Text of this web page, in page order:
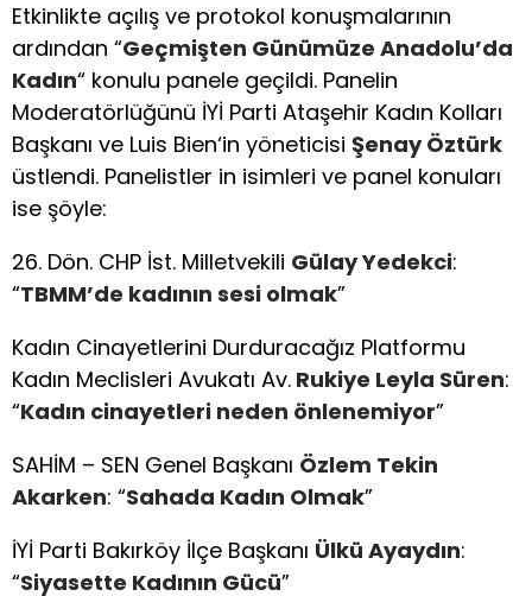
Etkinlikte açılış ve protokol konuşmalarının
ardından “Geçmişten Günümüze Anadolu’da
Kadın“ konulu panele geçildi. Panelin
Moderatörlüğünü İYİ Parti Ataşehir Kadın Kolları
Başkanı ve Luis Bien‘in yöneticisi Şenay Öztürk
üstlendi. Panelistler in isimleri ve panel konuları
ise şöyle:
26. Dön. CHP İst. Milletvekili Gülay Yedekci:
“TBMM’de kadının sesi olmak”
Kadın Cinayetlerini Durduracağız Platformu
Kadın Meclisleri Avukatı Av. Rukiye Leyla Süren:
“Kadın cinayetleri neden önlenemiyor”
SAHİM – SEN Genel Başkanı Özlem Tekin
Akarken: “Sahada Kadın Olmak”
İYİ Parti Bakırköy İlçe Başkanı Ülkü Ayaydın:
“Siyasette Kadının Gücü”